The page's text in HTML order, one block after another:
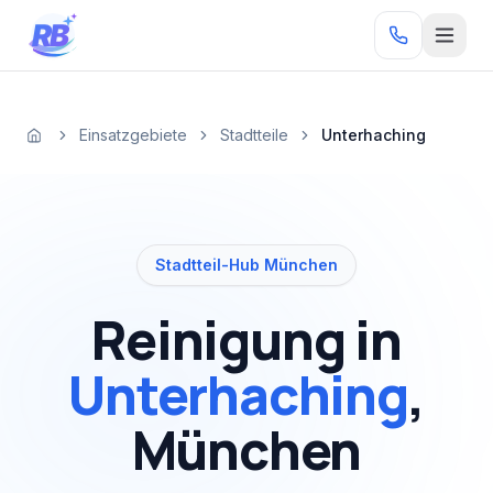
Zum Inhalt springen
RB
StartseiteEinsatzgebiete Stadtteile Unterhaching
Stadtteil-Hub München
Reinigung in
Unterhaching,
München